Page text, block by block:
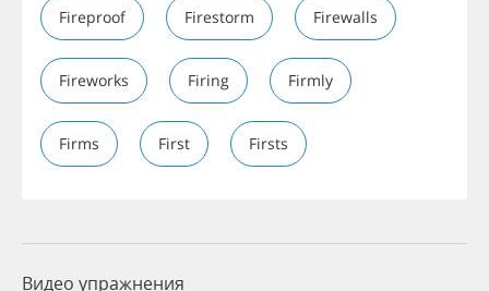
Fireproof Firestorm Firewalls
Fireworks Firing Firmly
Firms First Firsts
Видео упражнения